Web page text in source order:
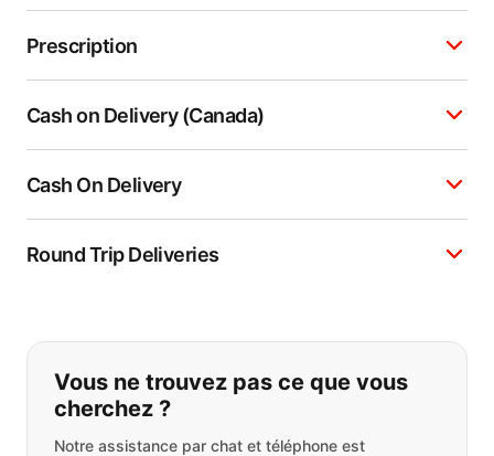
Prescription
Cash on Delivery (Canada)
Cash On Delivery
Round Trip Deliveries
Si vous ne trouvez pas ce que vous
Vous ne trouvez pas ce que vous
cherchez ?
Notre assistance par chat et téléphone est